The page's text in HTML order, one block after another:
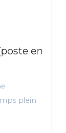
en
plein